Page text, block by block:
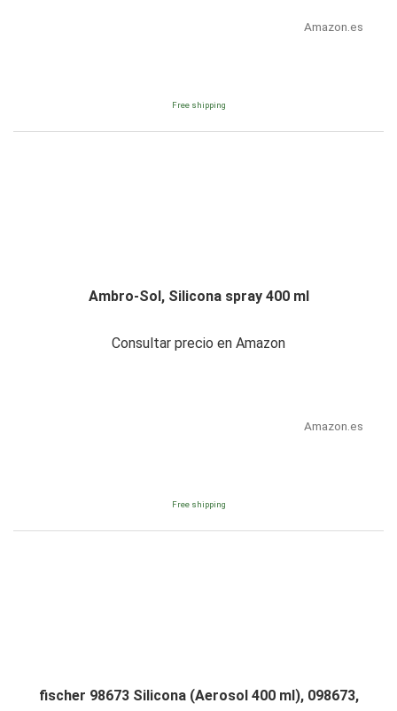
Amazon.es
Free shipping
Ambro-Sol, Silicona spray 400 ml
Consultar precio en Amazon
Amazon.es
Free shipping
fischer 98673 Silicona (Aerosol 400 ml), 098673,